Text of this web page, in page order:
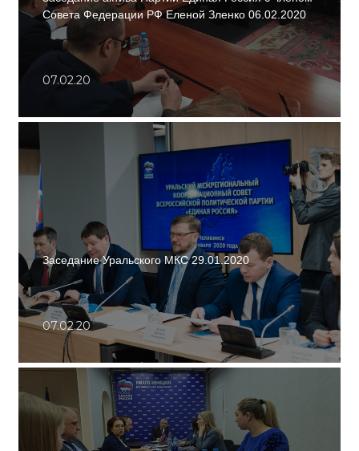
Совета Федерации РФ Еленой Зленко 06.02.2020
07.02.20
Заседание Уральского МКС 29.01.2020
07.02.20